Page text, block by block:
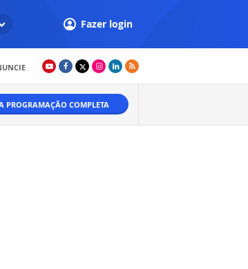
Fazer login
PROGRAMAÇÃO COMPLETA